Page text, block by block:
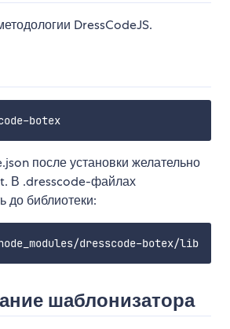
DressCodeJS.
после установки желательно
В .dresscode-файлах
до библиотеки:
шаблонизатора